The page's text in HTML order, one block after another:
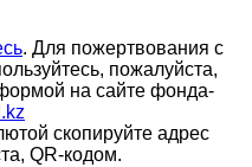
. Для пожертвования с
пожалуйста,
на сайте фонда-
скопируйте адрес
QR-кодом.